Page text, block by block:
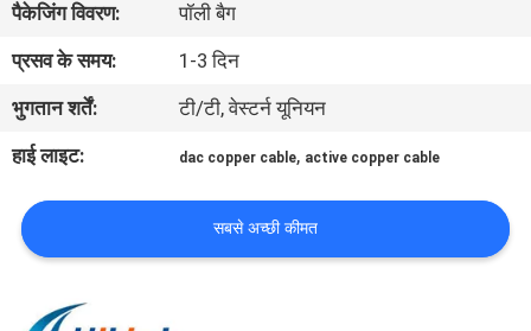
गुणवत्ता
नियंत्रण
हमसे
करें
समाचार
पैकेजिंग विवरण:
पॉली बैग
प्रसव के समय:
1-3 दिन
भुगतान शर्तें:
टी/टी, वेस्टर्न यूनियन
हाई लाइट:
dac copper cable, active copper cable
सबसे अच्छी कीमत